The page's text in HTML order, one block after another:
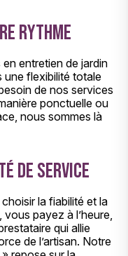
rythme
entretien de jardin
une flexibilité totale
de nos services
ponctuelle ou
nous sommes là
de service
la fiabilité et la
payez à l’heure,
qui allie
de l’artisan. Notre